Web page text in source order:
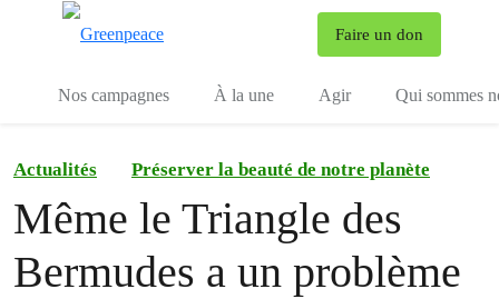
Faire un don
Nos campagnes À la une Agir Qui sommes
Actualités Préserver la beauté de notre planète
Même le Triangle des
Bermudes a un problème